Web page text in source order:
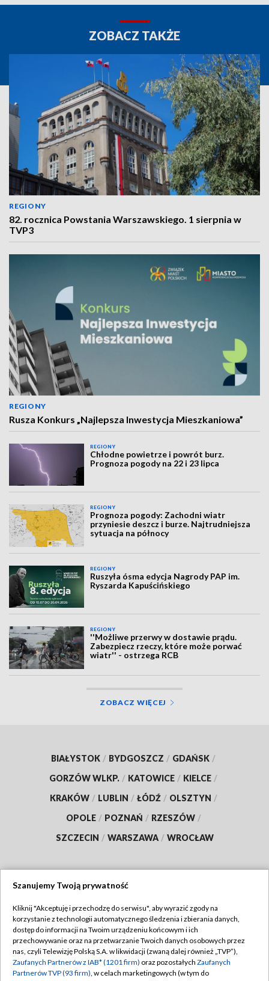
ZOBACZ TAKŻE
REGIONY
82. rocznica Powstania Warszawskiego. 1 sierpnia w
TVP3
REGIONY
Rusza Konkurs „Najlepsza Inwestycja Mieszkaniowa”
REGIONY
Chłodne powietrze i powrót burz.
Prognoza pogody na 22 i 23 lipca
REGIONY
Prognoza pogody: Zachodni wiatr
przyniesie deszcz i burze. Najtrudniejsza
sytuacja na północy
REGIONY
Ruszyła ósma edycja Nagrody PAP im.
Ryszarda Kapuścińskiego
REGIONY
''Możliwe przerwy w dostawie prądu.
Zabezpiecz rzeczy, które może porwać
wiatr'' - ostrzega RCB
ZOBACZ WIĘCEJ
BIAŁYSTOK / BYDGOSZCZ / GDAŃSK /
GORZÓW WLKP. / KATOWICE / KIELCE /
KRAKÓW / LUBLIN / ŁÓDŹ / OLSZTYN /
OPOLE / POZNAŃ / RZESZÓW /
SZCZECIN / WARSZAWA / WROCŁAW
TVP
Abonament TVP
Emisja w TVP
Regulamin TVP
Polityka prywatności
Szanujemy Twoją prywatność
Kliknij "Akceptuję i przechodzę do serwisu", aby wyrazić zgody na
korzystanie z technologii automatycznego śledzenia i zbierania danych,
dostęp do informacji na Twoim urządzeniu końcowym i ich
przechowywanie oraz na przetwarzanie Twoich danych osobowych przez
nas, czyli Telewizję Polską S.A. w likwidacji (zwaną dalej również „TVP”),
Zaufanych Partnerów z IAB* (1201 firm) oraz pozostałych Zaufanych
Partnerów TVP (93 firm), w celach marketingowych (w tym do